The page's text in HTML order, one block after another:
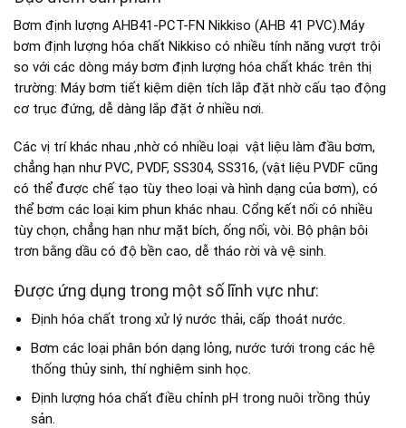
Bơm định lượng AHB41-PCT-FN Nikkiso (AHB 41 PVC).Máy
bơm định lượng hóa chất Nikkiso có nhiều tính năng vượt trội
so với các dòng máy bơm định lượng hóa chất khác trên thị
trường: Máy bơm tiết kiệm diện tích lắp đặt nhờ cấu tạo động
cơ trục đứng, dễ dàng lắp đặt ở nhiều nơi.
Các vị trí khác nhau ,nhờ có nhiều loại vật liệu làm đầu bơm,
chẳng hạn như PVC, PVDF, SS304, SS316, (vật liệu PVDF cũng
có thể được chế tạo tùy theo loại và hình dạng của bơm), có
thể bơm các loại kim phun khác nhau. Cổng kết nối có nhiều
tùy chọn, chẳng hạn như mặt bích, ống nối, vòi. Bộ phận bôi
trơn bằng dầu có độ bền cao, dễ tháo rời và vệ sinh.
Được ứng dụng trong một số lĩnh vực như:
Định hóa chất trong xử lý nước thải, cấp thoát nước.
Bơm các loại phân bón dạng lỏng, nước tưới trong các hệ
thống thủy sinh, thí nghiệm sinh học.
Định lượng hóa chất điều chỉnh pH trong nuôi trồng thủy
sản.